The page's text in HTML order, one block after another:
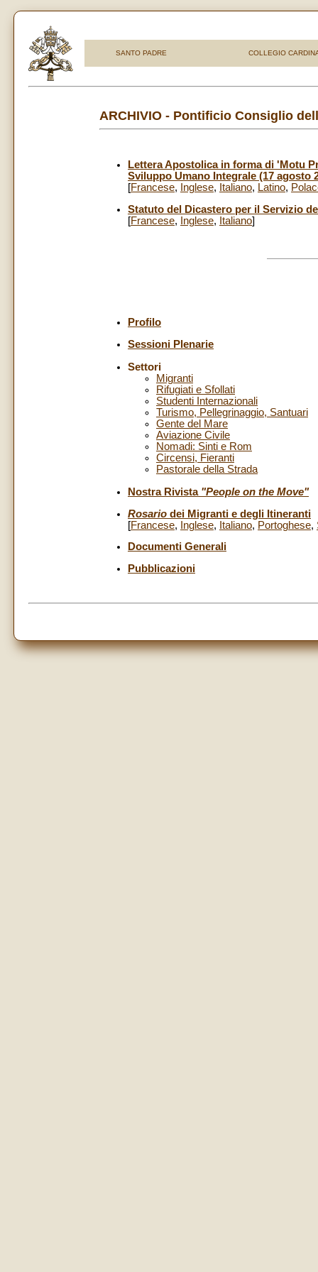
SANTO PADRE COLLEGIO
ARCHIVIO - Pontificio Consiglio
Lettera Apostolica in forma di 'Motu
Sviluppo Umano Integrale (17 agosto
[Francese, Inglese, Italiano, Latino,
Statuto del Dicastero per il Servizio
[Francese, Inglese, Italiano]
Profilo
Sessioni Plenarie
Settori
Migranti
Rifugiati e Sfollati
Studenti Internazionali
Turismo, Pellegrinaggio, Santuari
Gente del Mare
Aviazione Civile
Nomadi: Sinti e Rom
Circensi, Fieranti
Pastorale della Strada
Nostra Rivista "People on the Move"
Rosario dei Migranti e degli Itineranti
[Francese, Inglese, Italiano, Portoghese,
Documenti Generali
Pubblicazioni